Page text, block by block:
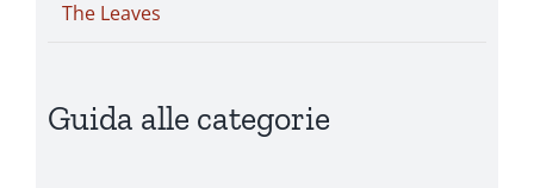
The Leaves
Guida alle categorie